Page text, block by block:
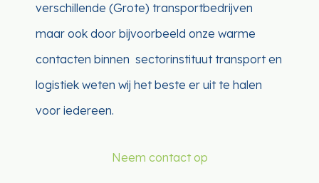
verschillende (Grote) transportbedrijven
maar ook door bijvoorbeeld onze warme
contacten binnen sectorinstituut transport en
logistiek weten wij het beste er uit te halen
voor iedereen.
Neem contact op